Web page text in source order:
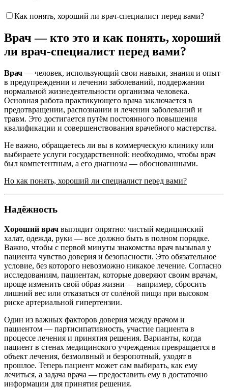
Как понять, хороший ли врач-специалист перед вами?
Врач — кто это и как понять, хороший
ли врач-специалист перед вами?
Врач — человек, использующий свои навыки, знания и опыт
в предупреждении и лечении заболеваний, поддержании
нормальной жизнедеятельности организма человека.
Основная работа практикующего врача заключается в
предотвращении, распознании и лечении заболеваний и
травм. Это достигается путём постоянного повышения
квалификации и совершенствования врачебного мастерства.
Не важно, обращаетесь ли вы в коммерческую клинику или
выбираете услуги государственной: необходимо, чтобы врач
был компетентным, а его диагнозы — обоснованными.
Но как понять, хороший ли специалист перед вами?
Надёжность
Хороший врач выглядит опрятно: чистый медицинский
халат, одежда, руки — все должно быть в полном порядке.
Важно, чтобы с первой минуты знакомства врач вызывал у
пациента чувство доверия и безопасности. Это обязательное
условие, без которого невозможно никакое лечение. Согласно
исследованиям, пациентам, которые доверяют своим врачам,
проще изменить свой образ жизни — например, сбросить
лишний вес или отказаться от солёной пищи при высоком
риске артериальной гипертензии.
Один из важных факторов доверия между врачом и
пациентом — партисипативность, участие пациента в
процессе лечения и принятия решения. Варианты, когда
пациент в стенах медицинского учреждения превращается в
объект лечения, безмолвный и безропотный, уходят в
прошлое. Теперь пациент может сам выбирать, как ему
лечиться, а задача врача — предоставить ему в достаточно
информации для принятия решения.